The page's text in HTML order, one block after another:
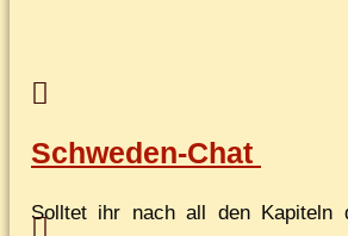
Schweden-Chat
Soll­tet ihr nach all den Ka­pi­teln